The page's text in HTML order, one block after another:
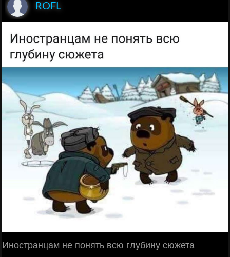
ROFL
Иностранцам не понять всю глубину сюжета